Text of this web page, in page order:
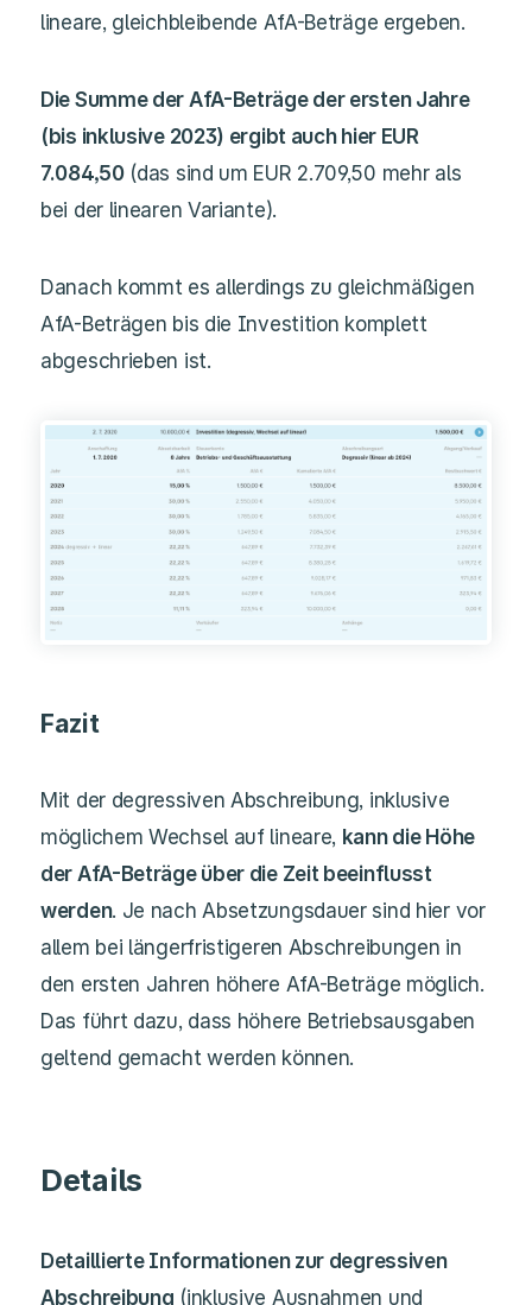
lineare, gleichbleibende AfA-Beträge ergeben.
Die Summe der AfA-Beträge der ersten Jahre
(bis inklusive 2023) ergibt auch hier EUR
7.084,50(das sind um EUR 2.709,50 mehr als
bei der linearen Variante).
Danach kommt es allerdings zu gleichmäßigen
AfA-Beträgen bis die Investition komplett
abgeschrieben ist.
Fazit
Mit der degressiven Abschreibung, inklusive
möglichem Wechsel auf lineare, kann die Höhe
der AfA-Beträge über die Zeit beeinflusst
werden. Je nach Absetzungsdauer sind hier vor
allem bei längerfristigeren Abschreibungen in
den ersten Jahren höhere AfA-Beträge möglich.
Das führt dazu, dass höhere Betriebsausgaben
geltend gemacht werden können.
Details
Detaillierte Informationen zur degressiven
Abschreibung (inklusive Ausnahmen und